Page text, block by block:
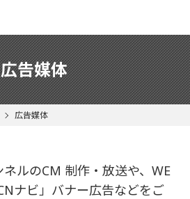
広告媒体
広告媒体
ルのCM 制作・放送や、WE
ナビ」バナー広告などをご